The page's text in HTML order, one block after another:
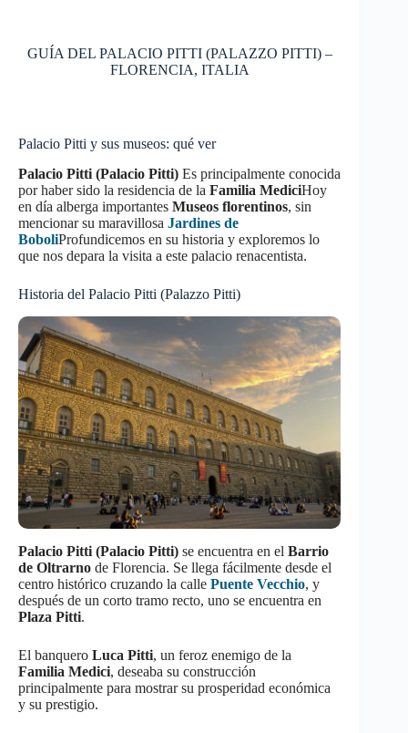
GUÍA DEL PALACIO PITTI (PALAZZO PITTI) –
FLORENCIA, ITALIA
Palacio Pitti y sus museos: qué ver
Palacio Pitti (Palacio Pitti) Es principalmente conocida
por haber sido la residencia de la Familia MediciHoy
en día alberga importantes Museos florentinos, sin
mencionar su maravillosa Jardines de
BoboliProfundicemos en su historia y exploremos lo
que nos depara la visita a este palacio renacentista.
Historia del Palacio Pitti (Palazzo Pitti)
Palacio Pitti (Palacio Pitti) se encuentra en el Barrio
de Oltrarno de Florencia. Se llega fácilmente desde el
centro histórico cruzando la calle Puente Vecchio, y
después de un corto tramo recto, uno se encuentra en
Plaza Pitti.
El banquero Luca Pitti, un feroz enemigo de la
Familia Medici, deseaba su construcción
principalmente para mostrar su prosperidad económica
y su prestigio.